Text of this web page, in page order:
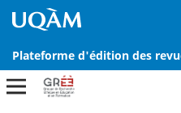
Plateforme d'édition des